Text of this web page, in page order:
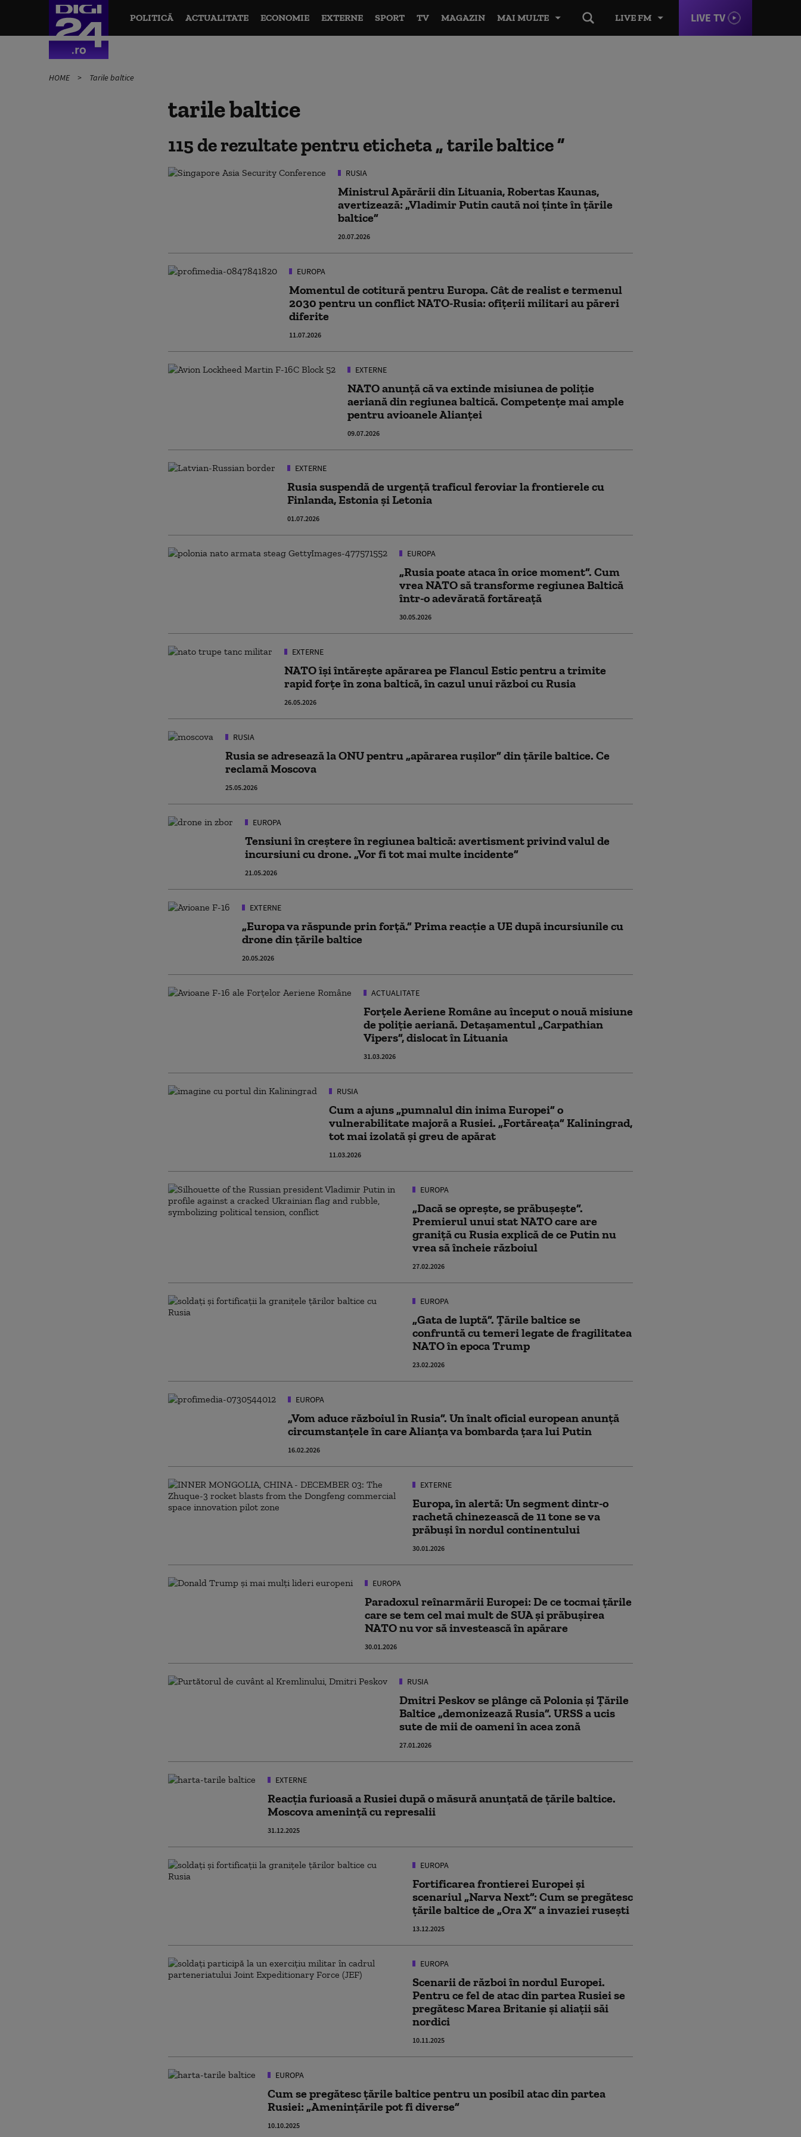
LIVE FM LIVE TV
POLITICĂ ACTUALITATE ECONOMIE EXTERNE SPORT TV MAGAZIN MAI MULTE
HOME Tarile baltice
tarile baltice
115 de rezultate pentru eticheta tarile baltice
RUSIA
Ministrul Apărării din Lituania, Robertas Kaunas,
avertizează: „Vladimir Putin caută noi ținte în țările
baltice”
20.07.2026
EUROPA
Momentul de cotitură pentru Europa. Cât de realist e termenul
2030 pentru un conflict NATO-Rusia: ofițerii militari au păreri
diferite
11.07.2026
EXTERNE
NATO anunță că va extinde misiunea de poliție
aeriană din regiunea baltică. Competențe mai ample
pentru avioanele Alianței
09.07.2026
EXTERNE
Rusia suspendă de urgență traficul feroviar la frontierele cu
Finlanda, Estonia și Letonia
01.07.2026
EUROPA
„Rusia poate ataca în orice moment”. Cum
vrea NATO să transforme regiunea Baltică
într-o adevărată fortăreață
30.05.2026
EXTERNE
NATO își întărește apărarea pe Flancul Estic pentru a trimite
rapid forțe în zona baltică, în cazul unui război cu Rusia
26.05.2026
RUSIA
Rusia se adresează la ONU pentru „apărarea rușilor” din țările baltice. Ce
reclamă Moscova
25.05.2026
EUROPA
Tensiuni în creștere în regiunea baltică: avertisment privind valul de
incursiuni cu drone. „Vor fi tot mai multe incidente”
21.05.2026
EXTERNE
„Europa va răspunde prin forţă.” Prima reacție a UE după incursiunile cu
drone din ţările baltice
20.05.2026
ACTUALITATE
Forţele Aeriene Române au început o nouă misiune
de poliţie aeriană. Detaşamentul „Carpathian
Vipers”, dislocat în Lituania
31.03.2026
RUSIA
Cum a ajuns „pumnalul din inima Europei” o
vulnerabilitate majoră a Rusiei. „Fortăreața” Kaliningrad,
tot mai izolată și greu de apărat
11.03.2026
EUROPA
„Dacă se oprește, se prăbușește”.
Premierul unui stat NATO care are
graniță cu Rusia explică de ce Putin nu
vrea să încheie războiul
27.02.2026
EUROPA
„Gata de luptă”. Țările baltice se
confruntă cu temeri legate de fragilitatea
NATO în epoca Trump
23.02.2026
EUROPA
„Vom aduce războiul în Rusia”. Un înalt oficial european anunță
circumstanțele în care Alianța va bombarda țara lui Putin
16.02.2026
EXTERNE
Europa, în alertă: Un segment dintr-o
rachetă chinezească de 11 tone se va
prăbuși în nordul continentului
30.01.2026
EUROPA
Paradoxul reînarmării Europei: De ce tocmai țările
care se tem cel mai mult de SUA și prăbușirea
NATO nu vor să investească în apărare
30.01.2026
RUSIA
Dmitri Peskov se plânge că Polonia și Țările
Baltice „demonizează Rusia”. URSS a ucis
sute de mii de oameni în acea zonă
27.01.2026
EXTERNE
Reacția furioasă a Rusiei după o măsură anunțată de ţările baltice.
Moscova amenință cu represalii
31.12.2025
EUROPA
Fortificarea frontierei Europei și
scenariul „Narva Next”: Cum se pregătesc
țările baltice de „Ora X” a invaziei rusești
13.12.2025
EUROPA
Scenarii de război în nordul Europei.
Pentru ce fel de atac din partea Rusiei se
pregătesc Marea Britanie și aliații săi
nordici
10.11.2025
EUROPA
Cum se pregătesc țările baltice pentru un posibil atac din partea
Rusiei: „Amenințările pot fi diverse”
10.10.2025